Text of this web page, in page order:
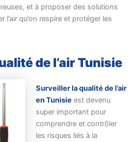
et à proposer des solutions
l’air qu’on respire et protéger les
de l’air Tunisie
Surveiller la qualité de l’air
en Tunisie est devenu
super important pour
comprendre et contrôler
les risques liés à la